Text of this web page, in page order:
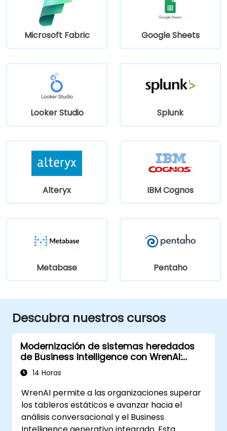
Microsoft Fabric Google Sheets
Looker Studio Splunk
Alteryx IBM Cognos
Metabase Pentaho
Descubra nuestros cursos
Modernización de sistemas heredados
de Business Intelligence con WrenAI:
Adopción, migración y gestión del
cambio
14 Horas
WrenAI permite a las organizaciones superar
los tableros estáticos e avanzar hacia el
análisis conversacional y el Business